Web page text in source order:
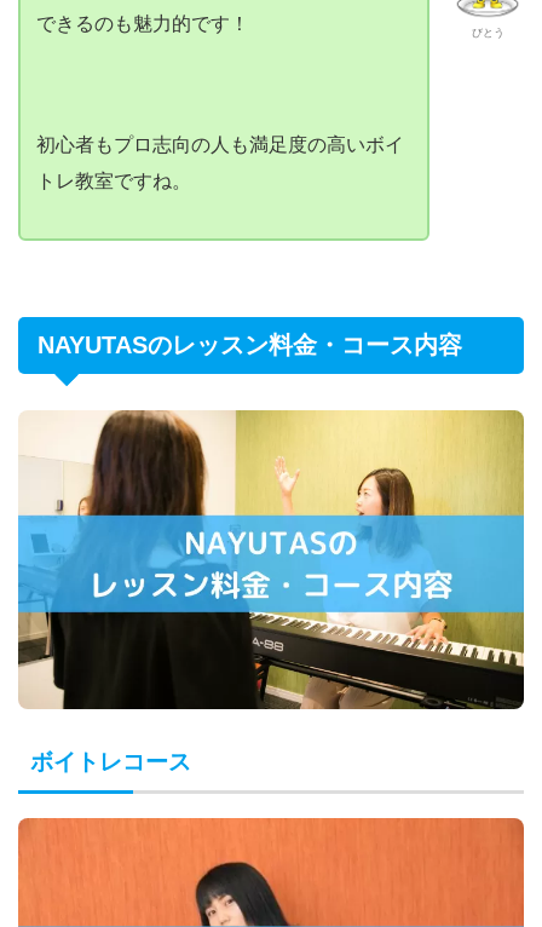
びとう
できるのも魅力的です！
初心者もプロ志向の人も満足度の高いボイ
トレ教室ですね。
NAYUTASのレッスン料金・コース内容
ボイトレコース